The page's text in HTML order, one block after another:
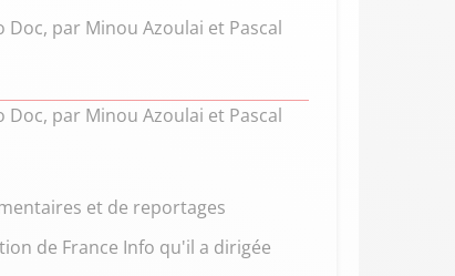
par Minou Azoulai et Pascal
par Minou Azoulai et Pascal
et de reportages
de France Info qu'il a dirigée